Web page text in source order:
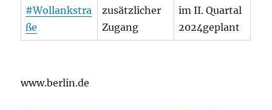
#Wollankstra
ße
zusätzlicher
Zugang
im II. Quartal
2024geplant
www.berlin.de